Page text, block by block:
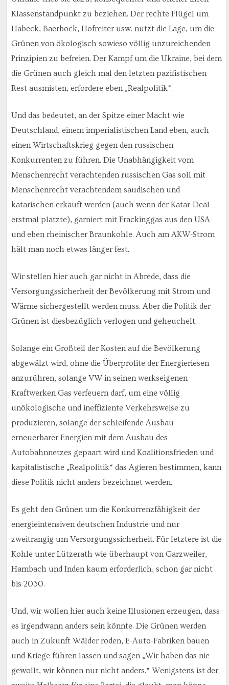
Klassenstandpunkt zu beziehen. Der rechte Flügel um
Habeck, Baerbock, Hofreiter usw. nutzt die Lage, um die
Grünen von ökologisch sowieso völlig unzureichenden
Prinzipien zu befreien. Der Kampf um die Ukraine, bei dem
die Grünen auch gleich mal den letzten pazifistischen
Rest ausmisten, erfordere eben „Realpolitik“.
Und das bedeutet, an der Spitze einer Macht wie
Deutschland, einem imperialistischen Land eben, auch
einen Wirtschaftskrieg gegen den russischen
Konkurrenten zu führen. Die Unabhängigkeit vom
Menschenrecht verachtenden russischen Gas soll mit
Menschenrecht verachtendem saudischen und
katarischen erkauft werden (auch wenn der Katar-Deal
erstmal platzte), garniert mit Frackinggas aus den USA
und eben rheinischer Braunkohle. Auch am AKW-Strom
hält man noch etwas länger fest.
Wir stellen hier auch gar nicht in Abrede, dass die
Versorgungssicherheit der Bevölkerung mit Strom und
Wärme sichergestellt werden muss. Aber die Politik der
Grünen ist diesbezüglich verlogen und geheuchelt.
Solange ein Großteil der Kosten auf die Bevölkerung
abgewälzt wird, ohne die Überprofite der Energieriesen
anzurühren, solange VW in seinen werkseigenen
Kraftwerken Gas verfeuern darf, um eine völlig
unökologische und ineffiziente Verkehrsweise zu
produzieren, solange der schleifende Ausbau
erneuerbarer Energien mit dem Ausbau des
Autobahnnetzes gepaart wird und Koalitionsfrieden und
kapitalistische „Realpolitik“ das Agieren bestimmen, kann
diese Politik nicht anders bezeichnet werden.
Es geht den Grünen um die Konkurrenzfähigkeit der
energieintensiven deutschen Industrie und nur
zweitrangig um Versorgungssicherheit. Für letztere ist die
Kohle unter Lützerath wie überhaupt von Garzweiler,
Hambach und Inden kaum erforderlich, schon gar nicht
bis 2030.
Und, wir wollen hier auch keine Illusionen erzeugen, dass
es irgendwann anders sein könnte. Die Grünen werden
auch in Zukunft Wälder roden, E-Auto-Fabriken bauen
und Kriege führen lassen und sagen „Wir haben das nie
gewollt, wir können nur nicht anders.“ Wenigstens ist der